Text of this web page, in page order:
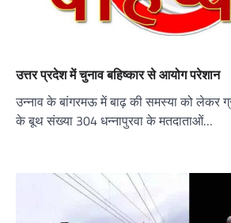
उत्तर प्रदेश में चुनाव बहिष्कार से आयोग परेशान
उन्नाव के बांगरमऊ में बाढ़ की समस्या को लेकर
के बूथ संख्या 304 धन्नापुरवा के मतदाताओं…